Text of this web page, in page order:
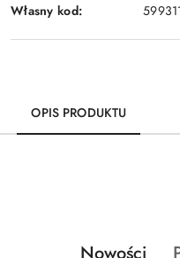
Własny kod:
OPIS PRODUKTU
Produkty